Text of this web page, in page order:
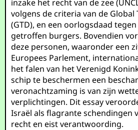
inzake het recht van de zee
volgens de criteria van de
(GTD), en een oorlogsdaad
getroffen burgers. Bovendien
deze personen, waaronder een
Europees Parlement,
het falen van het Verenigd
schip te beschermen een
veronachtzaming is van zijn
verplichtingen. Dit essay
Israël als flagrante schendingen
recht en eist verantwoording.